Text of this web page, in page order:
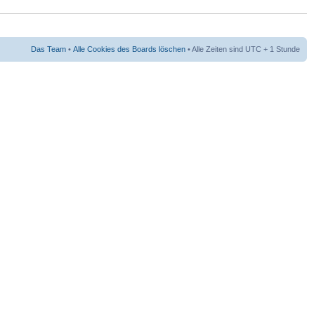
Das Team • Alle Cookies des Boards löschen • Alle Zeiten sind UTC + 1 Stunde